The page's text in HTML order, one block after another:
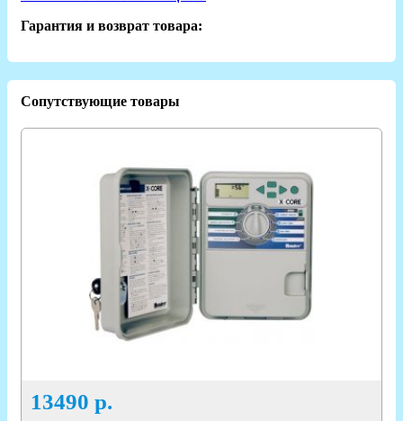
Гарантия и возврат товара:
Сопутствующие товары
13490 р.